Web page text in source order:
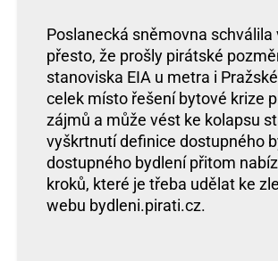
Poslanecká sněmovna
přesto, že prošly pirátské
stanoviska EIA u metra i
celek místo řešení bytové krize
zájmů a může vést ke kolapsu
vyškrtnutí definice dostupného
dostupného bydlení přitom
kroků, které je třeba udělat ke
webu bydleni.pirati.cz.